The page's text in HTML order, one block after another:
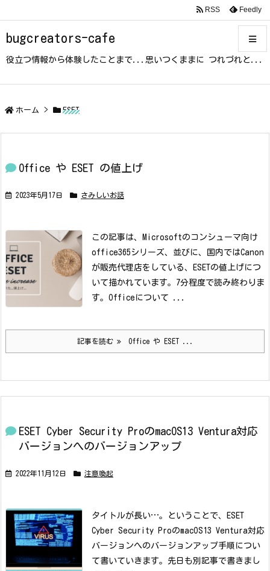
bugcreators-cafe
役立つ情報から体験したことまで...思いつくままに つれづれと...
RSS Feedly
ホーム > ESET
Office や ESET の値上げ
2023年5月17日 さみしいお話
この記事は、Microsoftのコンシューマ向け
office365シリーズ、並びに、国内ではCanon
が販売代理店をしている、ESETの値上げにつ
いて描かれています。 7分程度で読み終わりま
す。 Officeについて ...
記事を読む Office や ESET ...
ESET Cyber Security ProのmacOS13 Ventura対応
バージョンへのバージョンアップ
2022年11月12日 注意喚起
タイトルが長い…。ということで、ESET
Cyber Security ProのmacOS13 Ventura対応
バージョンへのバージョンアップ手順につい
て書いていきます。 先日も別記事で書きまし